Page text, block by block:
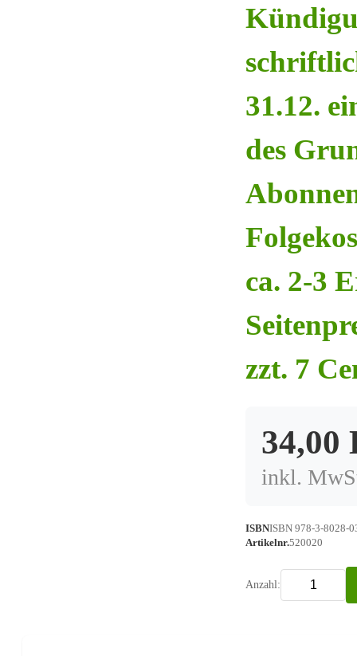
31.12.
des
ca. 2-3
zzt. 7
34,00
inkl.
ISBNISBN 978-3-8028-
Artikelnr.520020
Anzahl: